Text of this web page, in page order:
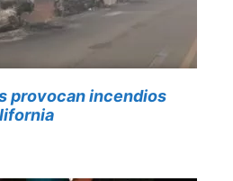
provocan incendios